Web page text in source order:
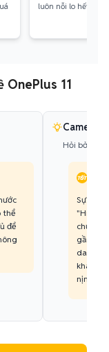
luôn nỗi lo hết pin
OnePlus 11
thể
để
Camera
Hỏi bởi:
Sự hợp
"Hiệu
chụp từ
gần với
da
khác
nịnh